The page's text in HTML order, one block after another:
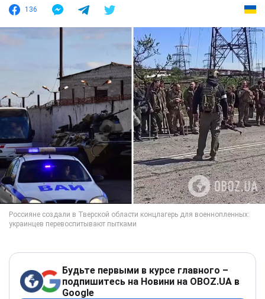
136
Будьте первыми в курсе главного –
подпишитесь на Новини на OBOZ.UA в
Google